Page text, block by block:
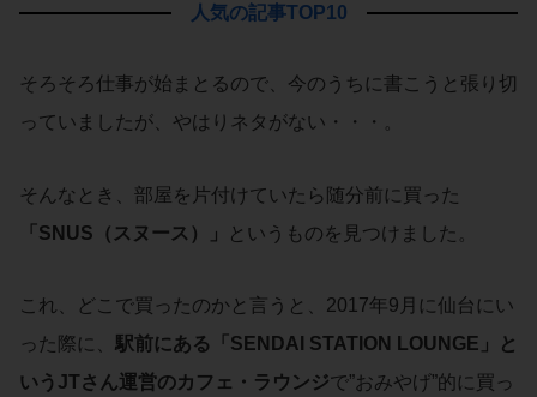
人気の記事TOP10
そろそろ仕事が始まとるので、今のうちに書こうと張り切
っていましたが、やはりネタがない・・・。
そんなとき、部屋を片付けていたら随分前に買った
「 SNUS （ スヌース ）」 というものを見つけました。
これ、どこで買ったのかと言うと、2017年9月に仙台にい
った際に、 駅前にある「 SENDAI STATION LOUNGE 」と
いう JTさん運営のカフェ・ラウンジで”おみやげ”的に買っ